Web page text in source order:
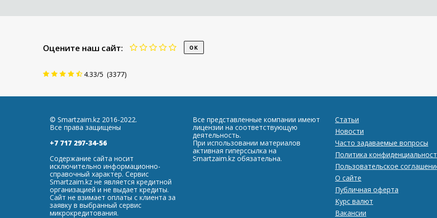
Оцените наш сайт:
4.33/5 (3377)
© Smartzaim.kz 2016-2022.
Все права защищены
+7 717 297-34-56
Содержание сайта носит
исключительно информационно-
справочный характер. Сервис
Smartzaim.kz не является кредитной
организацией и не выдает кредиты.
Сайт не взимает оплаты с клиента за
заявку в выбранный сервис
микрокредитования.
Все представленные компании имеют
лицензии на соответствующую
деятельность.
При использовании материалов
активная гиперссылка на
Smartzaim.kz обязательна.
Статьи
Новости
Часто задаваемые вопросы
Политика
Пользовательское
О сайте
Публичная оферта
Курс валют
Вакансии